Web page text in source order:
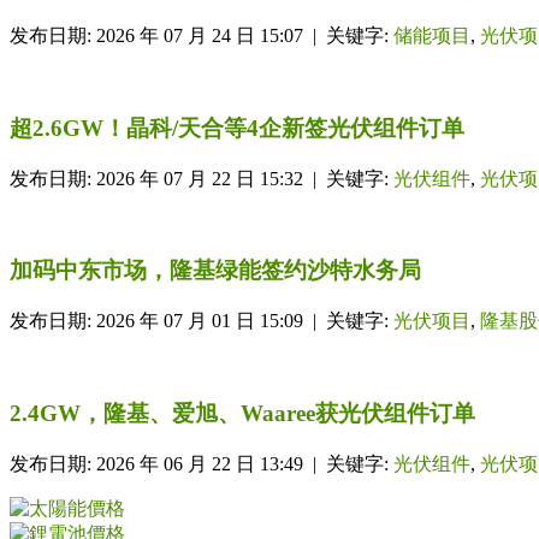
发布日期: 2026 年 07 月 24 日 15:07 | 关键字: 储能项目 , 光伏项
超2.6GW！晶科/天合等4企新签光伏组件订单
发布日期: 2026 年 07 月 22 日 15:32 | 关键字: 光伏组件, 光伏项
加码中东市场，隆基绿能签约沙特水务局
发布日期: 2026 年 07 月 01 日 15:09 | 关键字: 光伏项目 , 隆基
2.4GW，隆基、爱旭、Waaree获光伏组件订单
发布日期: 2026 年 06 月 22 日 13:49 | 关键字: 光伏组件, 光伏项